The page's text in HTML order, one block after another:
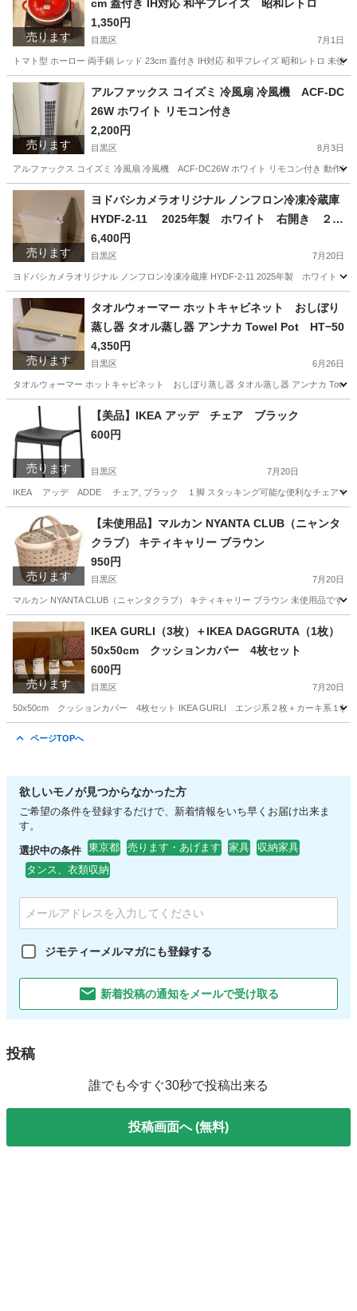
売ります
cm 蓋付き IH対応 和平フレイズ 昭和レトロ
1,350円
目黒区 7月1日
トマト型 ホーロー 両手鍋 レッド 23cm 蓋付き IH対応 和平フレイズ 昭和レトロ 未使
東京 目黒区
売ります
アルファックス コイズミ 冷風扇 冷風機 ACF-DC
26W ホワイト リモコン付き
2,200円
目黒区 8月3日
アルファックス コイズミ 冷風扇 冷風機 ACF-DC26W ホワイト リモコン付き 動作確
東京 目黒区 季節、空調家電
売ります
ヨドバシカメラオリジナル ノンフロン冷凍冷蔵庫
HYDF-2-11 2025年製 ホワイト 右開き ２ド
ア
6,400円
目黒区 7月20日
ヨドバシカメラオリジナル ノンフロン冷凍冷蔵庫 HYDF-2-11 2025年製 ホワイト
東京 目黒区 キッチン家電 ヨドバシカメラ
売ります
タオルウォーマー ホットキャビネット おしぼり
蒸し器 タオル蒸し器 アンナカ Towel Pot HT−50
4,350円
目黒区 6月26日
タオルウォーマー ホットキャビネット おしぼり蒸し器 タオル蒸し器 アンナカ
目黒区 キッチン家電 蒸し器
売ります
【美品】IKEA アッデ チェア ブラック
600円
目黒区 7月20日
IKEA アッデ ADDE チェア, ブラック １脚 スタッキング可能な便利なチェアです
東京 目黒区 椅子 アッデ
売ります
【未使用品】マルカン NYANTA CLUB（ニャンタ
クラブ） キティキャリー ブラウン
950円
目黒区 7月20日
マルカン NYANTA CLUB（ニャンタクラブ） キティキャリー ブラウン 未使用品です
東京 目黒区 キャリー
売ります
IKEA GURLI（3枚）＋IKEA DAGGRUTA（1枚）
50x50cm クッションカバー 4枚セット
600円
目黒区 7月20日
50x50cm クッションカバー 4枚セット IKEA GURLI エンジ系２枚＋カーキ系１枚
ページTOPへ
欲しいモノが見つからなかった方
ご希望の条件を登録するだけで、新着情報をいち早くお届け出来ま
す。
選択中の条件 東京都 売ります・あげます 家具
収納家具
タンス、衣類収納
ジモティーメルマガにも登録する
新着投稿の通知をメールで受け取る
投稿
誰でも今すぐ30秒で投稿出来る
投稿画面へ (無料)